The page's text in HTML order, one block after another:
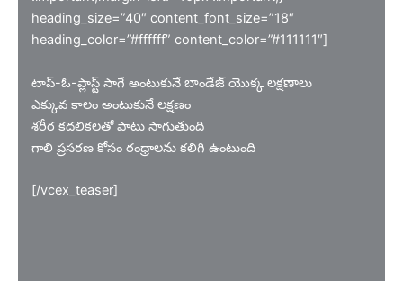
heading_size=”40″ content_font_size=”18″
heading_color=”#ffffff” content_color=”#111111″]
టాప్-ఓ-ప్లాస్ట్ సాగే అంటుకునే బాండేజ్ యొక్క లక్షణాలు
ఎక్కువ కాలం అంటుకునే లక్షణం
శరీర కదలికలతో పాటు సాగుతుంది
గాలి ప్రసరణ కోసం రంధ్రాలను కలిగి ఉంటుంది
[/vcex_teaser]